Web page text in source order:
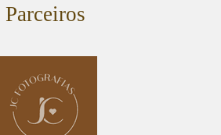
Parceiros